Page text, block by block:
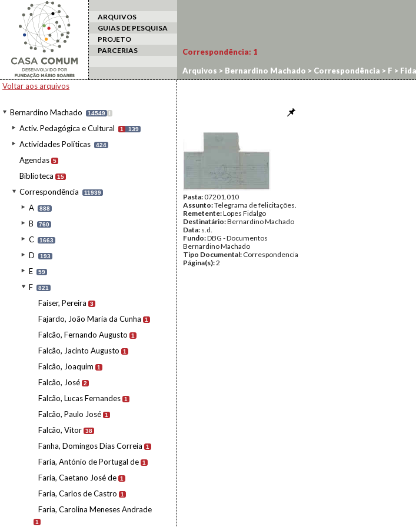
ARQUIVOS
GUIAS DE PESQUISA
PROJETO
PARCERIAS
Voltar aos arquivos
Bernardino Machado 14549 I
Activ. Pedagógica e Cultural 1 139
Actividades Políticas 424
Agendas 5
Biblioteca 15
Correspondência 11939
A 888
B 760
C 1663
D 193
E 59
F 821
Faiser, Pereira 3
Fajardo, João Maria da Cunha 1
Falcão, Fernando Augusto 1
Falcão, Jacinto Augusto 1
Falcão, Joaquim 1
Falcão, José 2
Falcão, Lucas Fernandes 1
Falcão, Paulo José 1
Falcão, Vítor 38
Fanha, Domingos Dias Correia 1
Faria, António de Portugal de 1
Faria, Caetano José de 1
Faria, Carlos de Castro 1
Faria, Carolina Meneses Andrade
1
Correspondência: 1
Arquivos > Bernardino Machado > Correspondência > F >
Pasta:07201.010
Assunto:Telegrama de felicitações.
Remetente:Lopes Fidalgo
Destinatário:Bernardino Machado
Data: s.d.
Fundo:DBG - Documentos
Bernardino Machado
Tipo Documental: Correspondencia
Página(s):2